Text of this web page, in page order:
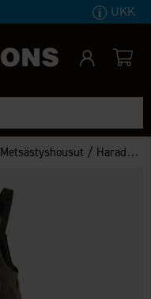
UKK
Metsästyshousut / Harads Miesten Metsästyshousut WP